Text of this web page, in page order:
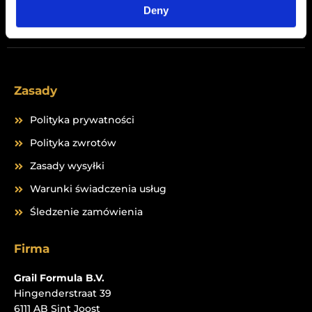
Deny
Zasady
Polityka prywatności
Polityka zwrotów
Zasady wysyłki
Warunki świadczenia usług
Śledzenie zamówienia
Firma
Grail Formula B.V.
Hingenderstraat 39
6111 AB Sint Joost